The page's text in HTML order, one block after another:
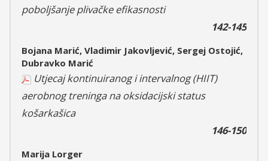
poboljšanje plivačke efikasnosti
142-145
Bojana Marić, Vladimir Jakovljević, Sergej Ostojić,
Dubravko Marić
Utjecaj kontinuiranog i intervalnog (HIIT)
aerobnog treninga na oksidacijski status
košarkašica
146-150
Marija Lorger